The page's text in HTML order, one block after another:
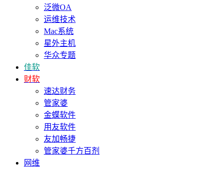
泛微OA
运维技术
Mac系统
星外主机
华众专题
佳软
财软
速达财务
管家婆
金蝶软件
用友软件
友加畅捷
管家婆千方百剂
网维